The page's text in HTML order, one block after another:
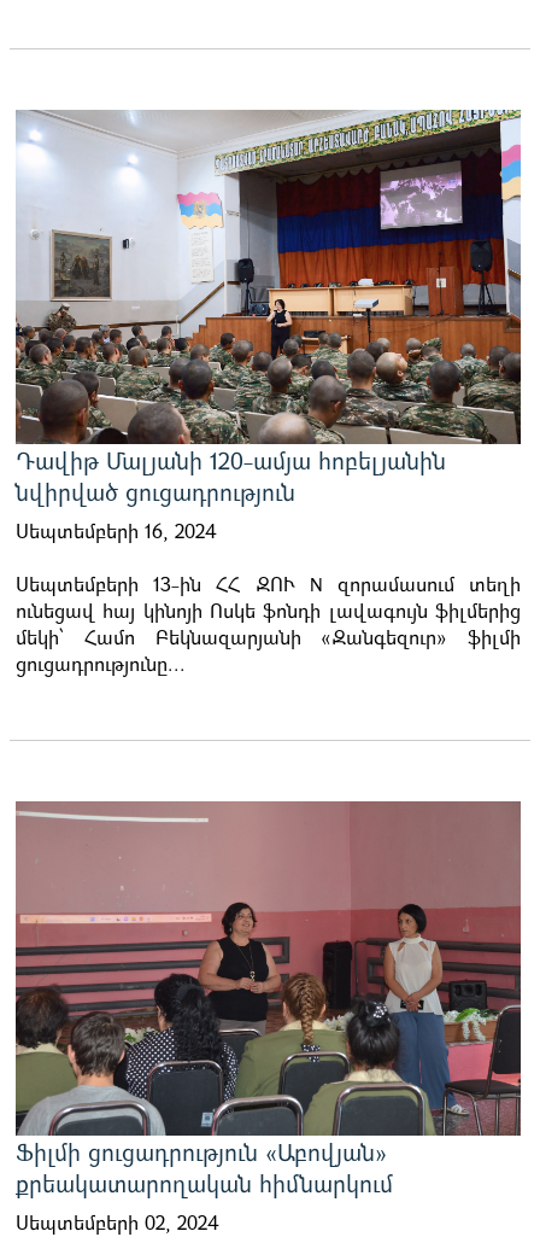
Դավիթ Մալյանի 120-ամյա հոբելյանին
նվիրված ցուցադրություն
Սեպտեմբերի 16, 2024
Սեպտեմբերի 13-ին ՀՀ ԶՈՒ N զորամասում տեղի
ունեցավ հայ կինոյի Ոսկե ֆոնդի լավագույն ֆիլմերից
մեկի՝ Համո Բեկնազարյանի «Զանգեզուր» ֆիլմի
ցուցադրությունը...
Ֆիլմի ցուցադրություն «Աբովյան»
քրեակատարողական հիմնարկում
Սեպտեմբերի 02, 2024